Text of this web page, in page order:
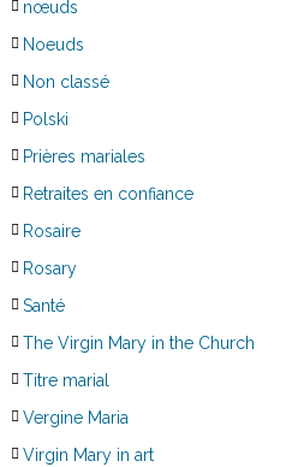
nœuds
Noeuds
Non classé
Polski
Prières mariales
Retraites en confiance
Rosaire
Rosary
Santé
The Virgin Mary in the Church
Titre marial
Vergine Maria
Virgin Mary in art